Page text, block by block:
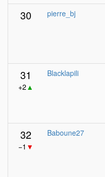
30 pierre_bj
31
+2 ▲
Blacklapili
32
−1 ▼
Baboune27